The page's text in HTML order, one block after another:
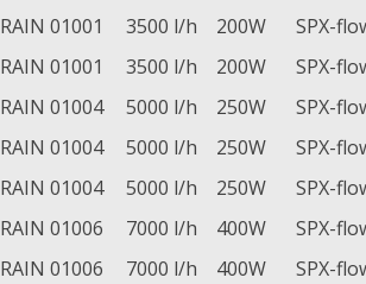
RAIN 01001 3500 l/h 200W
SPX-
RAIN 01001 3500 l/h 200W
SPX-
RAIN 01004 5000 l/h 250W
SPX-
RAIN 01004 5000 l/h 250W
SPX-
RAIN 01004 5000 l/h 250W
SPX-
RAIN 01006 7000 l/h 400W
SPX-
RAIN 01006 7000 l/h 400W
SPX-